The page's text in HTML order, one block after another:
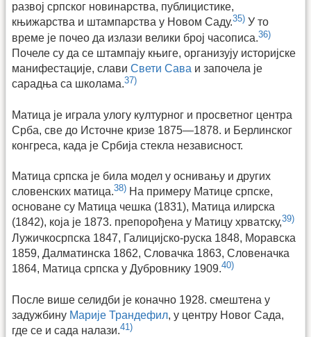
развој српског новинарства, публицистике,
књижарства и штампарства у Новом Саду.35) У то
време је почео да излази велики број часописа.36)
Почеле су да се штампају књиге, организују историјске
манифестације, слави Свети Сава и започела је
сарадња са школама.37)
Матица је играла улогу културног и просветног центра
Срба, све до Источне кризе 1875—1878. и Берлинског
конгреса, када је Србија стекла независност.
Матица српска је била модел у оснивању и других
словенских матица.38) На примеру Матице српске,
основане су Матица чешка (1831), Матица илирска
(1842), која је 1873. препорођена у Матицу хрватску,39)
Лужичкосрпска 1847, Галицијско-руска 1848, Моравска
1859, Далматинска 1862, Словачка 1863, Словеначка
1864, Матица српска у Дубровнику 1909.40)
После више селидби је коначно 1928. смештена у
задужбину Марије Трандефил, у центру Новог Сада,
где се и сада налази.41)